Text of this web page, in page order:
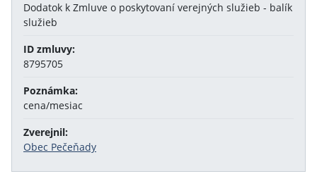
Dodatok k Zmluve o poskytovaní verejných služieb - balík
služieb
ID zmluvy:
8795705
Poznámka:
cena/mesiac
Zverejnil:
Obec Pečeňady